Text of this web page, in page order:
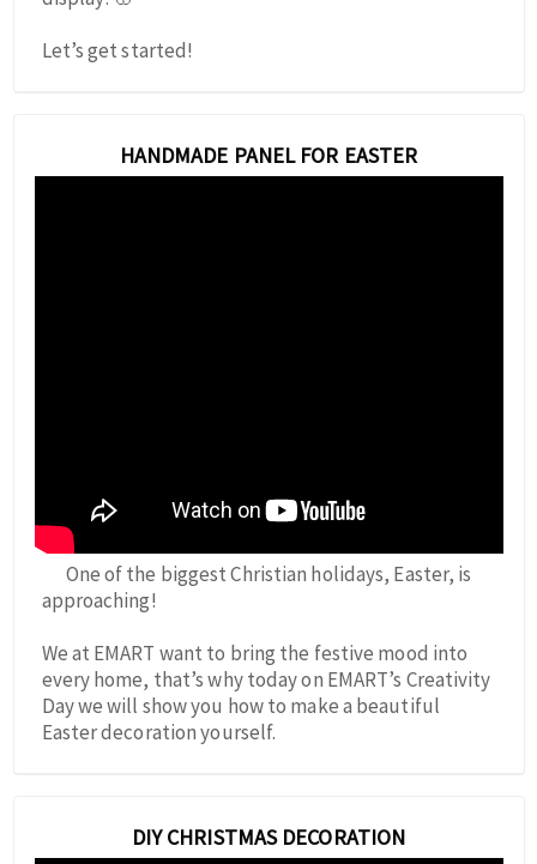
Let’s get started!
HANDMADE PANEL FOR EASTER
One of the biggest Christian holidays, Easter, is
approaching!
We at EMART want to bring the festive mood into
every home, that’s why today on EMART’s Creativity
Day we will show you how to make a beautiful
Easter decoration yourself.
DIY CHRISTMAS DECORATION